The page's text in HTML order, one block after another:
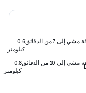
إلى 7 من الدقائق
0.6
كيلومتر
إلى 10 من الدقائق
0.8
كيلومتر